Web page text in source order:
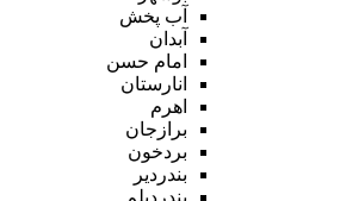
آب پخش
آبدان
امام حسن
انارستان
اهرم
برازجان
بردخون
بندردیر
بندردیلم